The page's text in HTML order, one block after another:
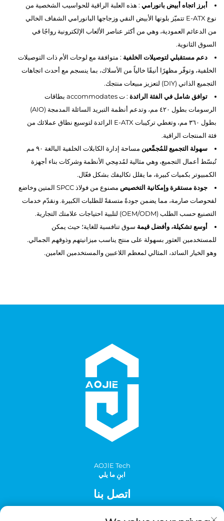
أبرز اتجاه أبيض بانورامي : هذه العلبة الراقية للحواسيب الشخصية من
نوع E-ATX تتميّز بلونها الأبيض النقي وزجاجها البانورامي الشفاف الخالي
من الدعائم العمودية، وهي من أكثر عناصر الألعاب الإلكترونية رواجًا في
السوق الثانوية.
دعم مستقبلي لتوصيلات الخلفية : متوافقة مع لوحات الأم ذات التوصيلات
الخلفية، وتوفّر مظهرًا أنيقًا خالياً من الأسلاك، بما ينسجم مع أحدث اتجاهات
التجميع الذاتي (DIY) لتعزيز مبيعات منتجك.
توافق شامل في الفئة الرائدة
: ت accommodates بطاقات
الرسومات بطول ٤٢٠ مم، وتدعم أنظمة التبريد السائلة المدمجة (AIO)
بطول ٣٦٠ مم، وتغطي تركيبات E-ATX الرائدة لتوسيع نطاق عملائك من
فئة المنتجات الراقية.
سهولة التجميع للمُجمِّعين
مساحة إدارة الكابلات الخلفية البالغة ٩٠ مم
تُبسّط أعمال التجميع، وهي مثالية لمُدمِجي الأنظمة وشركات بناء أجهزة
الكمبيوتر بكميات كبيرة، ما يقلل تكاليفك بشكل فعّال.
جودة مستقرة وإمكانية التخصيص
مصنوع من فولاذ SPCC المتين وخاضع
لفحوصات صارمة، مما يضمن جودةً متسقةً للطلبات الكبيرة. ونقدّم خدمات
التصنيع حسب الطلب (OEM/ODM) لتلبية احتياجات علامتك التجارية.
أوسع تشكيلة، وأفضل قيمة سوق تنافسية للغاية؛ حيث يمكن
للمستخدمين العثور بسهولة على منتج يناسب ميزانيتهم وذوقهم الجمالي.
وهو الخيار السائد، المثالي لمعظم اللاعبين والمستخدمين العامين.
AOJlE Tech
ابنِ ما يلي
اتصل بنا